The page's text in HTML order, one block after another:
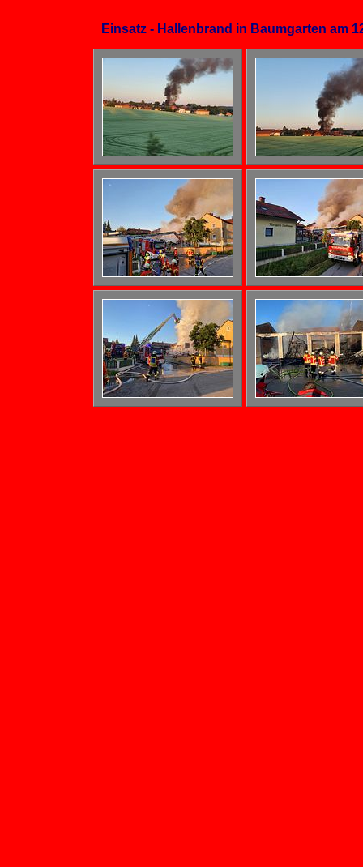
Einsatz - Hallenbrand in Baumgarten am